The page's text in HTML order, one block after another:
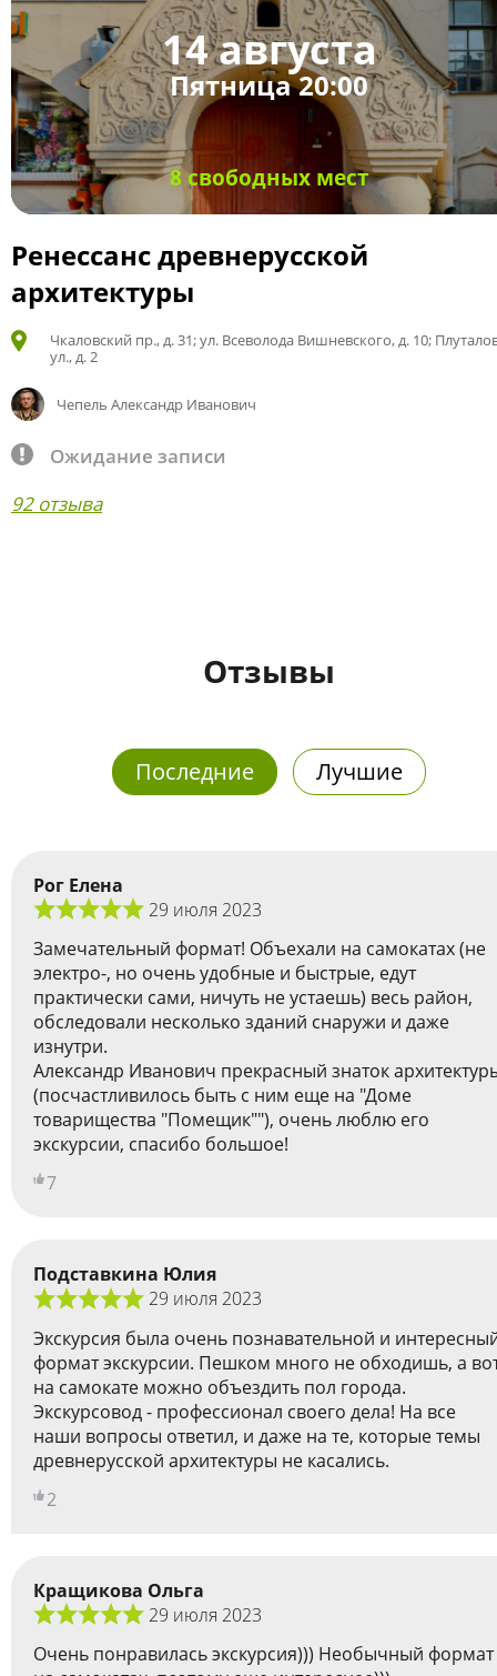
14 августа
Пятница 20:00
8 свободных мест
Ренессанс древнерусской
архитектуры
Чкаловский пр., д. 31; ул. Всеволода Вишневского, д. 10;
ул., д. 2
Чепель Александр Иванович
Ожидание записи
92 отзыва
Отзывы
Последние Лучшие
Рог Елена
29 июля 2023
Замечательный формат! Объехали на самокатах (не
электро-, но очень удобные и быстрые, едут
практически сами, ничуть не устаешь) весь район,
обследовали несколько зданий снаружи и даже
изнутри.
Александр Иванович прекрасный знаток
(посчастливилось быть с ним еще на "Доме
товарищества "Помещик""), очень люблю его
экскурсии, спасибо большое!
7
Подставкина Юлия
29 июля 2023
Экскурсия была очень познавательной и
формат экскурсии. Пешком много не обходишь, а
на самокате можно объездить пол города.
Экскурсовод - профессионал своего дела! На все
наши вопросы ответил, и даже на те, которые темы
древнерусской архитектуры не касались.
2
Кращикова Ольга
29 июля 2023
Очень понравилась экскурсия))) Необычный формат